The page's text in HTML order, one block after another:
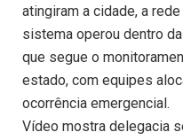
atingiram a cidade, a
sistema operou dentro
que segue o
estado, com equipes
ocorrência emergencial.
Vídeo mostra delegacia